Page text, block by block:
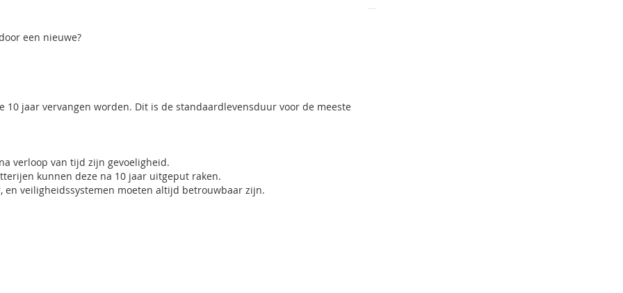
op een reflector bij onverwarmde ruimtes. Dit verwarmingselement wordt
een nieuwe?
jaar vervangen worden. Dit is de standaardlevensduur voor de meeste
verloop van tijd zijn gevoeligheid.
kunnen deze na 10 jaar uitgeput raken.
veiligheidssystemen moeten altijd betrouwbaar zijn.